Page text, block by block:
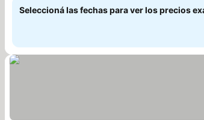
Seleccioná las fechas para ver los precios